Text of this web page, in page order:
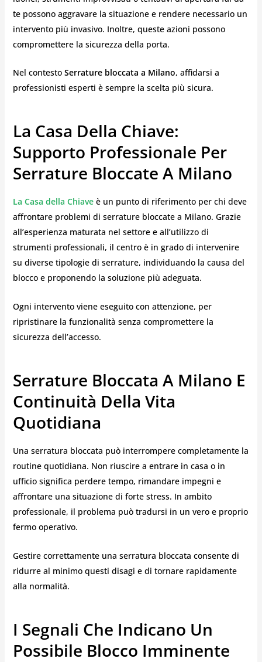
te possono aggravare la situazione e rendere necessario un
intervento più invasivo. Inoltre, queste azioni possono
compromettere la sicurezza della porta.
Nel contesto Serrature bloccata a Milano, affidarsi a
professionisti esperti è sempre la scelta più sicura.
La Casa Della Chiave:
Supporto Professionale Per
Serrature Bloccate A Milano
La Casa della Chiaveè un punto di riferimento per chi deve
affrontare problemi di serrature bloccate a Milano. Grazie
all’esperienza maturata nel settore e all’utilizzo di
strumenti professionali, il centro è in grado di intervenire
su diverse tipologie di serrature, individuando la causa del
blocco e proponendo la soluzione più adeguata.
Ogni intervento viene eseguito con attenzione, per
ripristinare la funzionalità senza compromettere la
sicurezza dell’accesso.
Serrature Bloccata A Milano E
Continuità Della Vita
Quotidiana
Una serratura bloccata può interrompere completamente la
routine quotidiana. Non riuscire a entrare in casa o in
ufficio significa perdere tempo, rimandare impegni e
affrontare una situazione di forte stress. In ambito
professionale, il problema può tradursi in un vero e proprio
fermo operativo.
Gestire correttamente una serratura bloccata consente di
ridurre al minimo questi disagi e di tornare rapidamente
alla normalità.
I Segnali Che Indicano Un
Possibile Blocco Imminente